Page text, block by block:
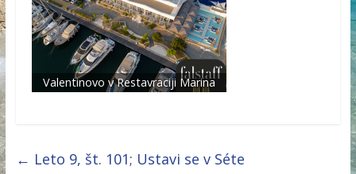
Valentinovo v Restavraciji Marina
← Leto 9, št. 101; Ustavi se v Séte